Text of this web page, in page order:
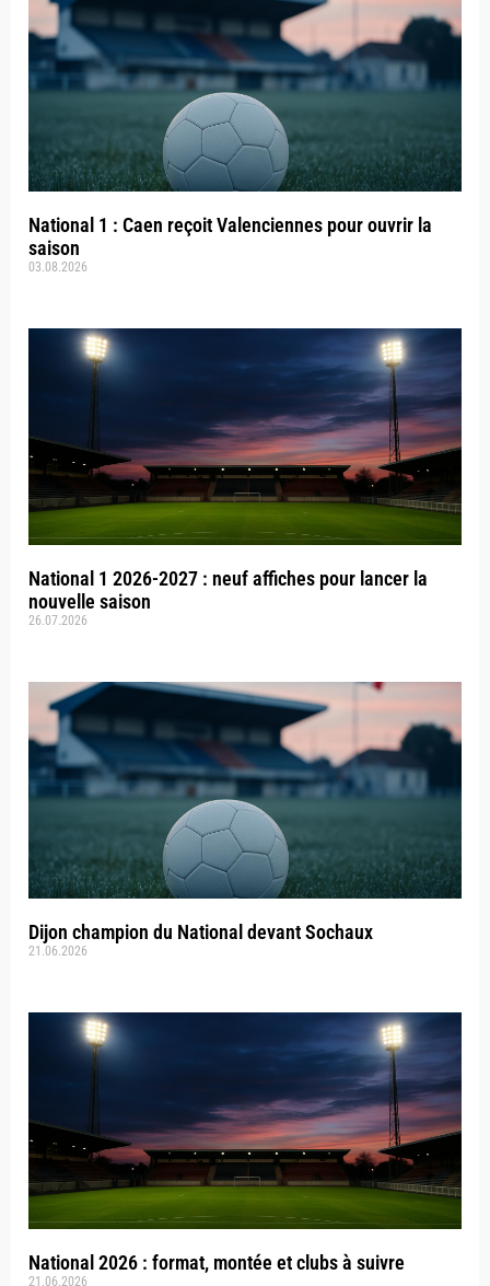
National 1 : Caen reçoit Valenciennes pour ouvrir la
saison
03.08.2026
National 1 2026-2027 : neuf affiches pour lancer la
nouvelle saison
26.07.2026
Dijon champion du National devant Sochaux
21.06.2026
National 2026 : format, montée et clubs à suivre
21.06.2026